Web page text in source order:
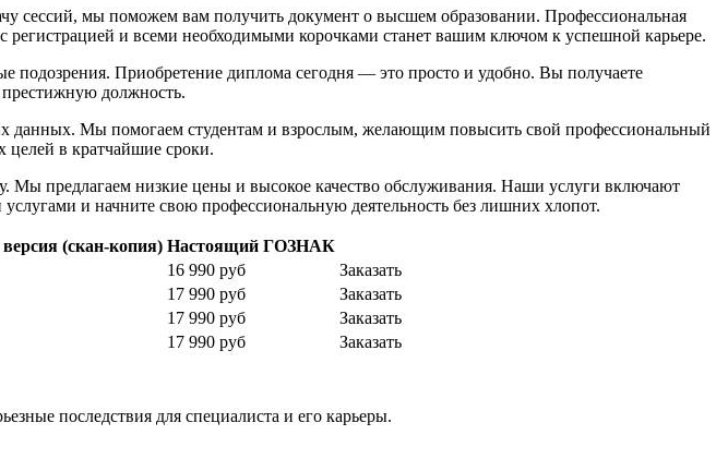
сессий, мы поможем вам получить документ о высшем образовании. Профессиональная
и всеми необходимыми корочками станет вашим ключом к успешной карьере.
Приобретение диплома сегодня — это просто и удобно. Вы получаете
престижную должность.
Мы помогаем студентам и взрослым, желающим повысить свой профессиональный
в кратчайшие сроки.
Мы предлагаем низкие цены и высокое качество обслуживания. Наши услуги включают
и начните свою профессиональную деятельность без лишних хлопот.
(скан-копия) Настоящий ГОЗНАК
16 990 руб
Заказать
17 990 руб
Заказать
17 990 руб
Заказать
17 990 руб Заказать
последствия для специалиста и его карьеры.​